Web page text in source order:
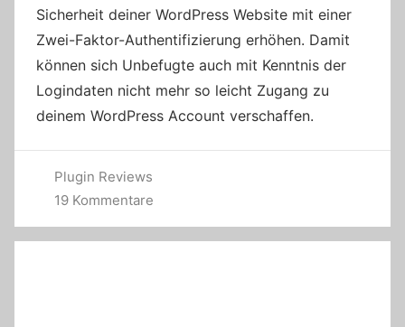
Sicherheit deiner WordPress Website mit einer
Zwei-Faktor-Authentifizierung erhöhen. Damit
können sich Unbefugte auch mit Kenntnis der
Logindaten nicht mehr so leicht Zugang zu
deinem WordPress Account verschaffen.
Plugin Reviews
19 Kommentare